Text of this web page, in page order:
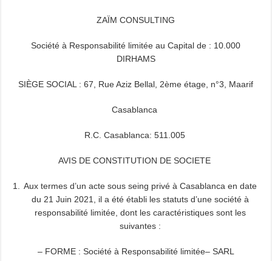
ZAÏM CONSULTING
Société à Responsabilité limitée au Capital de : 10.000
DIRHAMS
SIÈGE SOCIAL : 67, Rue Aziz Bellal, 2ème étage, n°3, Maarif
Casablanca
R.C. Casablanca: 511.005
AVIS DE CONSTITUTION DE SOCIETE
Aux termes d’un acte sous seing privé à Casablanca en date
du 21 Juin 2021, il a été établi les statuts d’une société à
responsabilité limitée, dont les caractéristiques sont les
suivantes :
– FORME : Société à Responsabilité limitée– SARL